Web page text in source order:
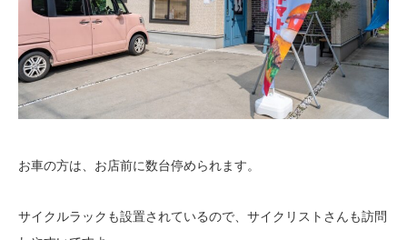
お車の方は、お店前に数台停められます。
サイクルラックも設置されているので、サイクリストさんも訪問